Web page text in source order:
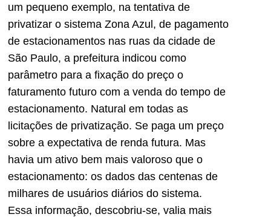
um pequeno exemplo, na tentativa de
privatizar o sistema Zona Azul, de pagamento
de estacionamentos nas ruas da cidade de
São Paulo, a prefeitura indicou como
parâmetro para a fixação do preço o
faturamento futuro com a venda do tempo de
estacionamento. Natural em todas as
licitações de privatização. Se paga um preço
sobre a expectativa de renda futura. Mas
havia um ativo bem mais valoroso que o
estacionamento: os dados das centenas de
milhares de usuários diários do sistema.
Essa informação, descobriu-se, valia mais